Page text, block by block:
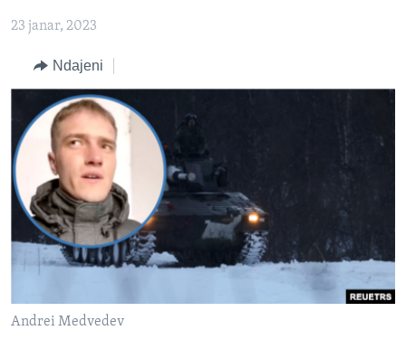
tek
kërkimiBOTA
MJEDISI
KULTURË
SHKENCË DHE TEKNOLOGJI
SHËNDETËSI
INTERVISTA
DITARI
FOLLOW US
Gjuhët
23 janar, 2023
Ndajeni
Andrei Medvedev